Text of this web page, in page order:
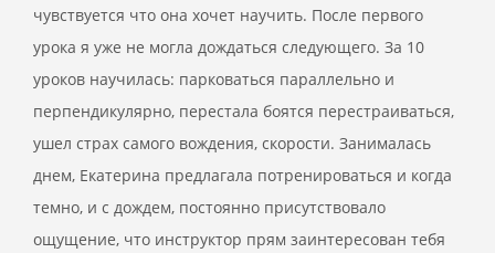
чувствуется что она хочет научить. После первого
урока я уже не могла дождаться следующего. За 10
уроков научилась: парковаться параллельно и
перпендикулярно, перестала боятся перестраиваться,
ушел страх самого вождения, скорости. Занималась
днем, Екатерина предлагала потренироваться и когда
темно, и с дождем, постоянно присутствовало
ощущение, что инструктор прям заинтересован тебя